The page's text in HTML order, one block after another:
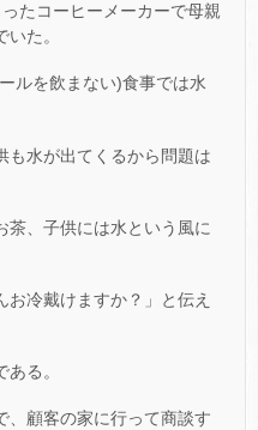
たコーヒーメーカーで母親
た。
ルを飲まない)食事では水
も水が出てくるから問題は
茶、子供には水という風に
冷戴けますか？」と伝え
る。
、顧客の家に行って商談す